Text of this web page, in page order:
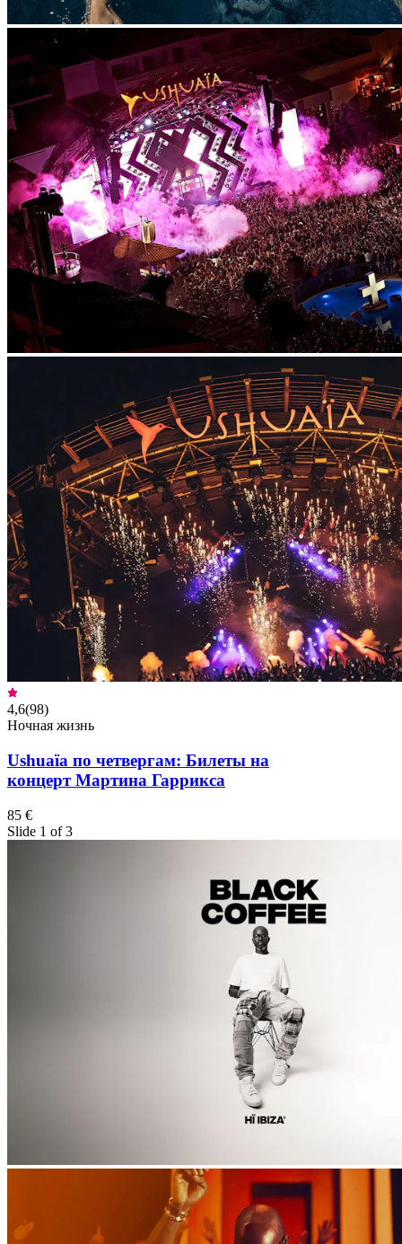
4,6(98)
Ночная жизнь
Ushuaïa по четвергам: Билеты на
концерт Мартина Гаррикса
85 €
Slide 1 of 3